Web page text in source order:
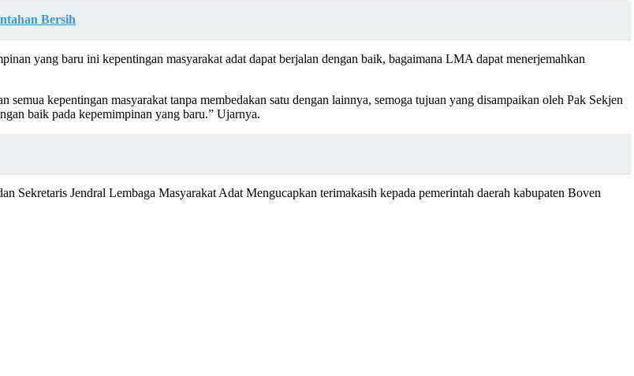
Bersih
yang baru ini kepentingan masyarakat adat dapat berjalan dengan baik, bagaimana LMA dapat menerjemahkan
kepentingan masyarakat tanpa membedakan satu dengan lainnya, semoga tujuan yang disampaikan oleh Pak Sekjen
baik pada kepemimpinan yang baru.” Ujarnya.
Sekretaris Jendral Lembaga Masyarakat Adat Mengucapkan terimakasih kepada pemerintah daerah kabupaten Boven